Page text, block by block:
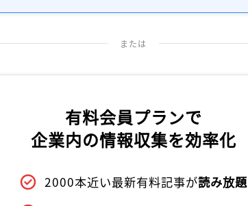
または
有料会員プランで
企業内の情報収集を効率化
2000本近い最新有料記事が読み放題